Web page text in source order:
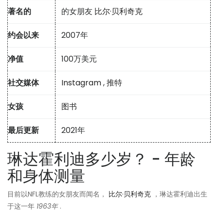
著名的 的女朋友 比尔·贝利奇克
约会以来 2007年
净值 100万美元
社交媒体 Instagram,推特
女孩 图书
最后更新 2021年
琳达霍利迪多少岁？ - 年龄
和身体测量
目前以NFL教练的女朋友而闻名， 比尔·贝利奇克 ，琳达霍利迪出生
于这一年 1963年.